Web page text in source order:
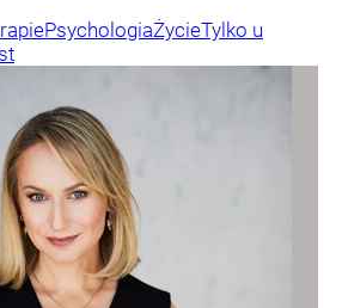
PsychologiaŻycieTylko u